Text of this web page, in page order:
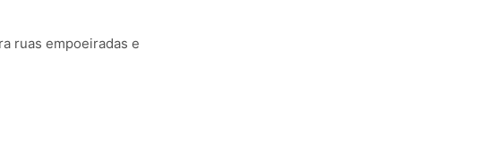
ruas empoeiradas e